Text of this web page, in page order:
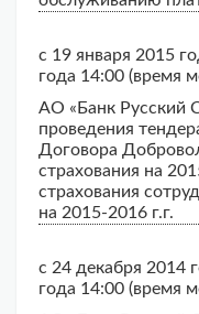
с 19 января 2015
года 14:00 (время
АО «Банк Русский
проведения
Договора
страхования на
страхования
на 2015-2016 г.г.
с 24 декабря 2014
года 14:00 (время